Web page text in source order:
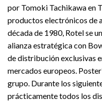
por Tomoki Tachikawa en
productos electrónicos de
década de 1980, Rotel se
alianza estratégica con
de distribución exclusivas
mercados europeos.
grupo. Durante los
prácticamente todos los